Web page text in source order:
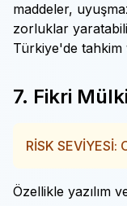
maddeler,
zorluklar
Türkiye'de tahkim
7. Fikri
RİSK SEVİYESİ:
Özellikle yazılım